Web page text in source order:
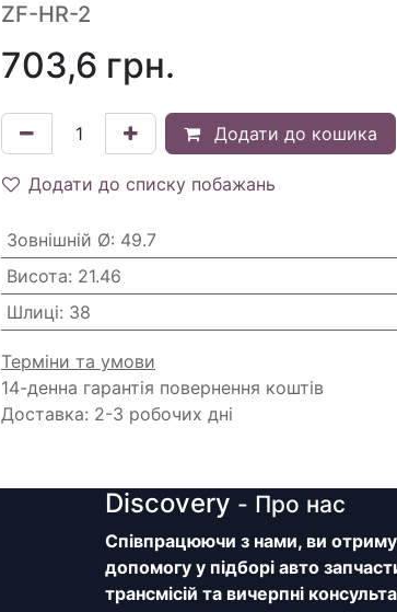
ZF-HR-2
703,6 грн.
Додати до кошика
Додати до списку побажань
Зовнішній Ø: 49.7
Висота: 21.46
Шлиці: 38
Терміни та умови
14-денна гарантія повернення коштів
Доставка: 2-3 робочих дні
Discovery - Про нас
Співпрацюючи з нами, ви
допомогу у підборі авто
трансмісій та вичерпні